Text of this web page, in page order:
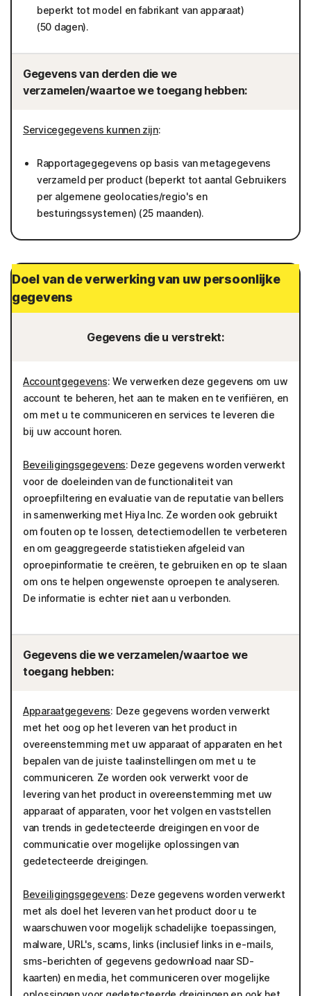
beperkt tot model en fabrikant van apparaat)
(50 dagen).
Gegevens van derden die we
verzamelen/waartoe we toegang hebben:
Servicegegevens kunnen zijn:
Rapportagegegevens op basis van metagegevens
verzameld per product (beperkt tot aantal Gebruikers
per algemene geolocaties/regio's en
besturingssystemen) (25 maanden).
Doel van de verwerking van uw persoonlijke
gegevens
Gegevens die u verstrekt:
Accountgegevens: We verwerken deze gegevens om uw
account te beheren, het aan te maken en te verifiëren, en
om met u te communiceren en services te leveren die
bij uw account horen.
Beveiligingsgegevens: Deze gegevens worden verwerkt
voor de doeleinden van de functionaliteit van
oproepfiltering en evaluatie van de reputatie van bellers
in samenwerking met Hiya Inc. Ze worden ook gebruikt
om fouten op te lossen, detectiemodellen te verbeteren
en om geaggregeerde statistieken afgeleid van
oproepinformatie te creëren, te gebruiken en op te slaan
om ons te helpen ongewenste oproepen te analyseren.
De informatie is echter niet aan u verbonden.
Gegevens die we verzamelen/waartoe we
toegang hebben:
Apparaatgegevens: Deze gegevens worden verwerkt
met het oog op het leveren van het product in
overeenstemming met uw apparaat of apparaten en het
bepalen van de juiste taalinstellingen om met u te
communiceren. Ze worden ook verwerkt voor de
levering van het product in overeenstemming met uw
apparaat of apparaten, voor het volgen en vaststellen
van trends in gedetecteerde dreigingen en voor de
communicatie over mogelijke oplossingen van
gedetecteerde dreigingen.
Beveiligingsgegevens: Deze gegevens worden verwerkt
met als doel het leveren van het product door u te
waarschuwen voor mogelijk schadelijke toepassingen,
malware, URL's, scams, links (inclusief links in e-mails,
sms-berichten of gegevens gedownload naar SD-
kaarten) en media, het communiceren over mogelijke